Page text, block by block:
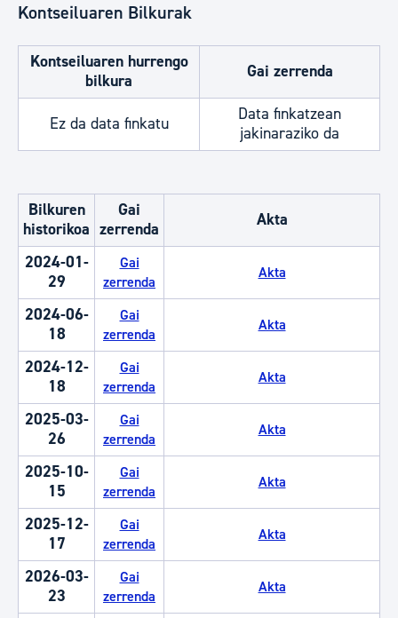
Kontseiluaren Bilkurak
Kontseiluaren hurrengo
bilkura
Gai zerrenda
Ez da data finkatu
Data finkatzean
jakinaraziko da
Bilkuren
historikoa
Gai
zerrenda
Akta
2024-01-
29
Gai
zerrenda
Akta
2024-06-
18
Gai
zerrenda
Akta
2024-12-
18
Gai
zerrenda
Akta
2025-03-
26
Gai
zerrenda
Akta
2025-10-
15
Gai
zerrenda
Akta
2025-12-
17
Gai
zerrenda
Akta
2026-03-
23
Gai
zerrenda
Akta